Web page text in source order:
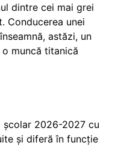
dintre cei mai grei
Conducerea unei
astăzi, un
muncă titanică
școlar 2026-2027 cu
și diferă în funcție